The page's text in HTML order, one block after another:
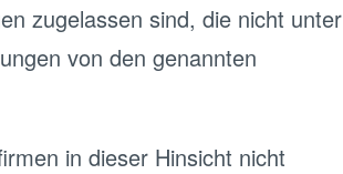
zugelassen sind, die nicht unter
von den genannten
in dieser Hinsicht nicht